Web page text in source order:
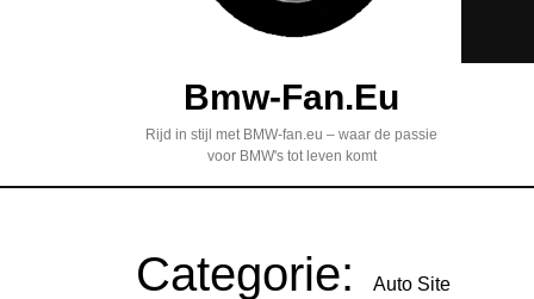
Bmw-Fan.eu
Rijd in stijl met BMW-fan.eu – waar de passie
voor BMW's tot leven komt
Categorie: Auto Site